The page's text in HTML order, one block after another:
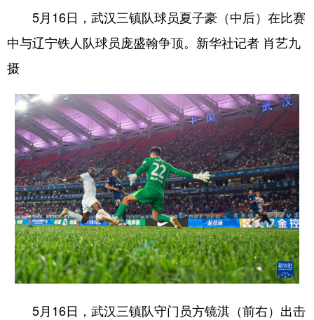
5月16日，武汉三镇队球员夏子豪（中后）在比赛
中与辽宁铁人队球员庞盛翰争顶。新华社记者 肖艺九
摄
5月16日，武汉三镇队守门员方镜淇（前右）出击